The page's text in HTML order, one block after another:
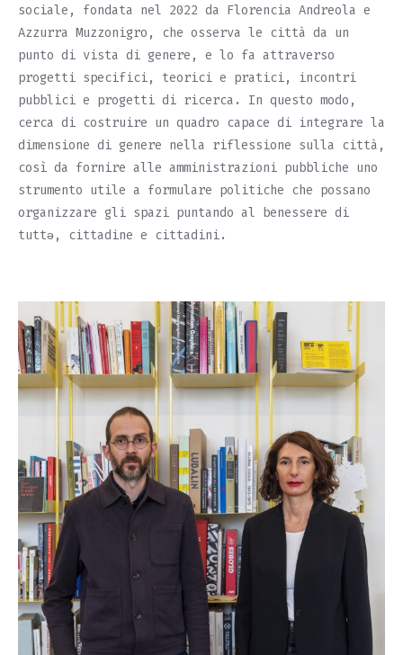
sociale, fondata nel 2022 da Florencia Andreola e
Azzurra Muzzonigro, che osserva le città da un
punto di vista di genere, e lo fa attraverso
progetti specifici, teorici e pratici, incontri
pubblici e progetti di ricerca. In questo modo,
cerca di costruire un quadro capace di integrare la
dimensione di genere nella riflessione sulla città,
così da fornire alle amministrazioni pubbliche uno
strumento utile a formulare politiche che possano
organizzare gli spazi puntando al benessere di
tuttə, cittadine e cittadini.